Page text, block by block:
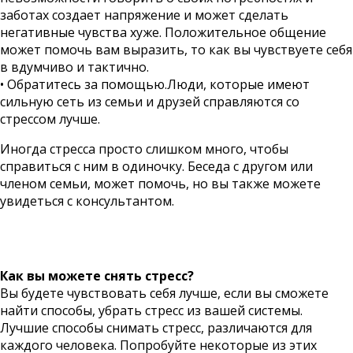
заботах создает напряжение и может сделать
негативные чувства хуже. Положительное общение
может помочь вам выразить, то как вы чувствуете себя
в вдумчиво и тактично.
• Обратитесь за помощью.Люди, которые имеют
сильную сеть из семьи и друзей справляются со
стрессом лучше.
Иногда стресса просто слишком много, чтобы
справиться с ним в одиночку. Беседа с другом или
членом семьи, может помочь, но вы также можете
увидеться с консультантом.
Как вы можете снять стресс?
Вы будете чувствовать себя лучше, если вы сможете
найти способы, убрать стресс из вашей системы.
Лучшие способы снимать стресс, различаются для
каждого человека. Попробуйте некоторые из этих